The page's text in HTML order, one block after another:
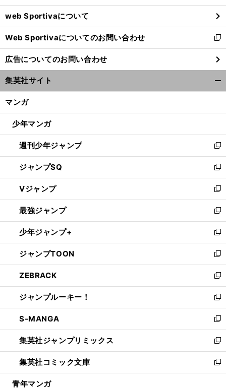
ウ
で
開
く
web Sportivaについて
Web Sportivaについてのお問い合わせ
新
し
い
ウ
ィ
ン
ウ
開
く
広告についてのお問い合わせ
集英社サイト
マンガ
少年マンガ
週刊少年ジャンプ
新
し
い
ウ
ィ
ン
ド
ウ
で
開
く
ジャンプSQ
新
し
い
ウ
ィ
ン
ド
ウ
で
開
く
Vジャンプ
新
し
い
ウ
ィ
ン
ド
ウ
で
開
く
最強ジャンプ
新
し
い
ウ
ィ
ン
ド
ウ
で
開
く
少年ジャンプ+
新
し
い
ウ
ィ
ン
ド
ウ
で
開
く
ジャンプTOON
新
し
い
ウ
ィ
ン
ド
ウ
で
開
く
ZEBRACK
新
し
い
ウ
ィ
ン
ド
ウ
で
開
ジャンプルーキー！
新
し
い
ウ
ィ
ン
ド
ウ
S-MANGA
新
し
い
ウ
ィ
ン
集英社ジャンプリミックス
新
し
い
ウ
集英社コミック文庫
新
し
青年マンガ